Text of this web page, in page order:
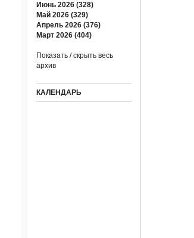
Июнь 2026 (328)
Май 2026 (329)
Апрель 2026 (376)
Март 2026 (404)
Показать / скрыть весь
архив
КАЛЕНДАРЬ